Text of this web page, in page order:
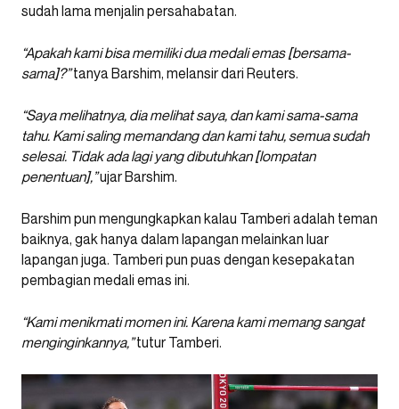
sudah lama menjalin persahabatan.
“Apakah kami bisa memiliki dua medali emas [bersama-
sama]?”tanya Barshim, melansir dari Reuters.
“Saya melihatnya, dia melihat saya, dan kami sama-sama
tahu. Kami saling memandang dan kami tahu, semua sudah
selesai. Tidak ada lagi yang dibutuhkan [lompatan
penentuan],”ujar Barshim.
Barshim pun mengungkapkan kalau Tamberi adalah teman
baiknya, gak hanya dalam lapangan melainkan luar
lapangan juga. Tamberi pun puas dengan kesepakatan
pembagian medali emas ini.
“Kami menikmati momen ini. Karena kami memang sangat
menginginkannya,”tutur Tamberi.